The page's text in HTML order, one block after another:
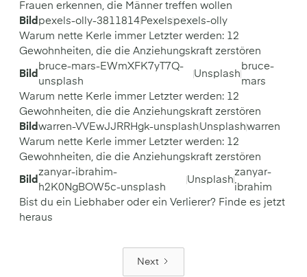
Frauen erkennen, die Männer treffen wollen
Bild pexels-olly-3811814 Pexels pexels-olly
Warum nette Kerle immer Letzter werden: 12
Gewohnheiten, die die Anziehungskraft zerstören
Bild
bruce-mars-EWmXFK7yT7Q-
unsplash
Unsplash
bruce-
mars
Warum nette Kerle immer Letzter werden: 12
Gewohnheiten, die die Anziehungskraft zerstören
Bild warren-VVEwJJRRHgk-unsplash Unsplashwarren
Warum nette Kerle immer Letzter werden: 12
Gewohnheiten, die die Anziehungskraft zerstören
Bild
zanyar-ibrahim-
h2K0NgBOW5c-unsplash
Unsplash
zanyar-
ibrahim
Bist du ein Liebhaber oder ein Verlierer? Finde es jetzt
heraus
Next